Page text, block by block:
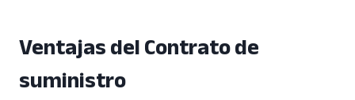
Ventajas del Contrato de
suministro